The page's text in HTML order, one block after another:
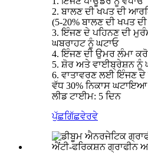
2. ਬਾਲਣ ਦੀ ਖਪਤ ਦੀ
(5-20% ਬਾਲਣ ਦੀ ਖਪਤ
3. ਇੰਜਣ ਦੇ ਪਹਿਨਣ ਦੀ
ਘਬਰਾਹਟ ਨੂੰ ਘਟਾਓ
4. ਇੰਜਣ ਦੀ ਉਮਰ ਲੰਮਾ ਕਰੋ
5. ਸ਼ੋਰ ਅਤੇ ਵਾਈਬ੍ਰੇਸ਼ਨ ਨੂੰ
6. ਵਾਤਾਵਰਣ ਲਈ ਇੰਜਣ ਦੇ
ਵੱਧ 30% ਨਿਕਾਸ
ਲੀਡ ਟਾਈਮ: 5 ਦਿਨ
ਪੁੱਛਗਿੱਛਵੇਰਵੇ